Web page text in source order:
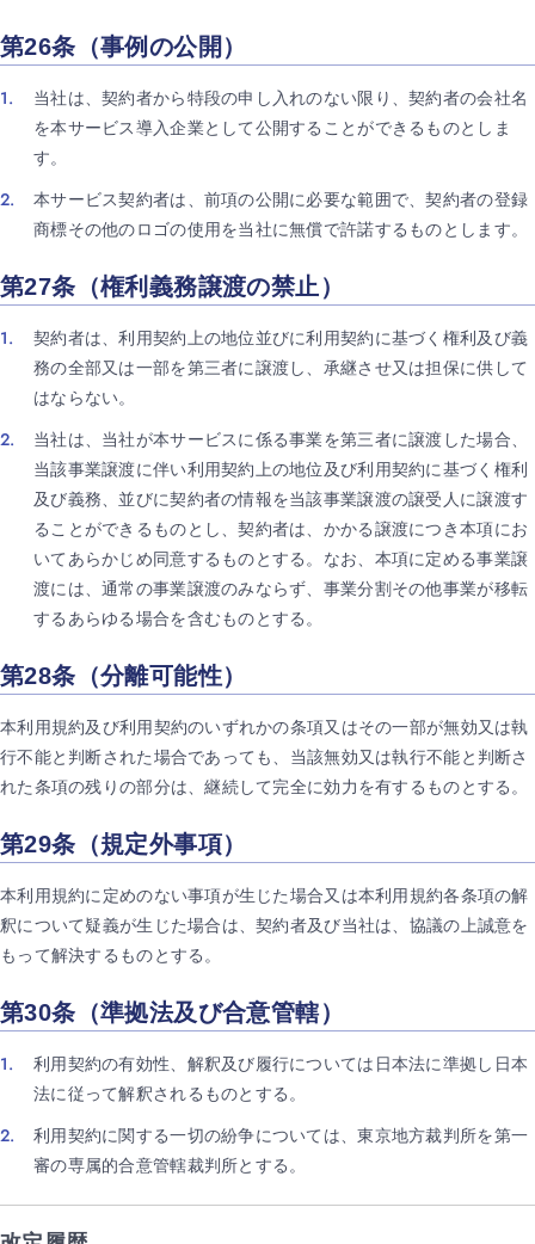
第26条（事例の公開）
当社は、契約者から特段の申し入れのない限り、契約者の会社名
を本サービス導入企業として公開することができるものとしま
す。
本サービス契約者は、前項の公開に必要な範囲で、契約者の登録
商標その他のロゴの使用を当社に無償で許諾するものとします。
第27条（権利義務譲渡の禁止）
契約者は、利用契約上の地位並びに利用契約に基づく権利及び義
務の全部又は一部を第三者に譲渡し、承継させ又は担保に供して
はならない。
当社は、当社が本サービスに係る事業を第三者に譲渡した場合、
当該事業譲渡に伴い利用契約上の地位及び利用契約に基づく権利
及び義務、並びに契約者の情報を当該事業譲渡の譲受人に譲渡す
ることができるものとし、契約者は、かかる譲渡につき本項にお
いてあらかじめ同意するものとする。なお、本項に定める事業譲
渡には、通常の事業譲渡のみならず、事業分割その他事業が移転
するあらゆる場合を含むものとする。
第28条（分離可能性）
本利用規約及び利用契約のいずれかの条項又はその一部が無効又は執
行不能と判断された場合であっても、当該無効又は執行不能と判断さ
れた条項の残りの部分は、継続して完全に効力を有するものとする。
第29条（規定外事項）
本利用規約に定めのない事項が生じた場合又は本利用規約各条項の解
釈について疑義が生じた場合は、契約者及び当社は、協議の上誠意を
もって解決するものとする。
第30条（準拠法及び合意管轄）
利用契約の有効性、解釈及び履行については日本法に準拠し日本
法に従って解釈されるものとする。
利用契約に関する一切の紛争については、東京地方裁判所を第一
審の専属的合意管轄裁判所とする。